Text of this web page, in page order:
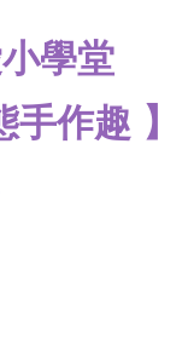
學堂
手作趣 】